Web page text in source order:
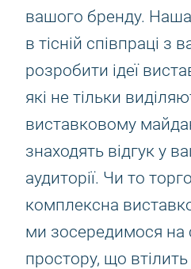
вашого бренду.
в тісній співпраці з
розробити ідеї
які не тільки
виставковому
знаходять відгук у
аудиторії. Чи то
комплексна
ми зосередимося на
простору, що втілить